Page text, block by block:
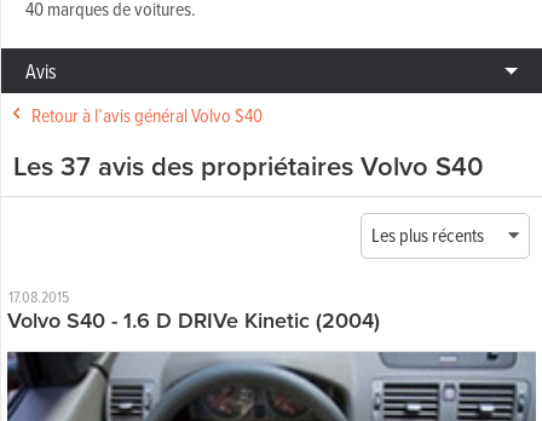
40 marques de voitures.
Avis
Retour à l’avis général Volvo S40
Les 37 avis des propriétaires Volvo S40
Les plus récents
17.08.2015
Volvo S40 - 1.6 D DRIVe Kinetic (2004)